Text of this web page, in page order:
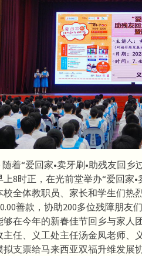
着“爱回家•卖牙刷•助残友回
8时正，在光前堂举办“爱回家
校全体教职员、家长和学生们热
善款，协助200多位残障朋友
够在今年的新春佳节回乡与家人
主任、义工处主任汤金凤老师、
支票给马来西亚双福升维发展